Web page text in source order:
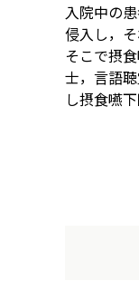
入院中の
侵入し，
そこで摂
士，言語
し摂食嚥